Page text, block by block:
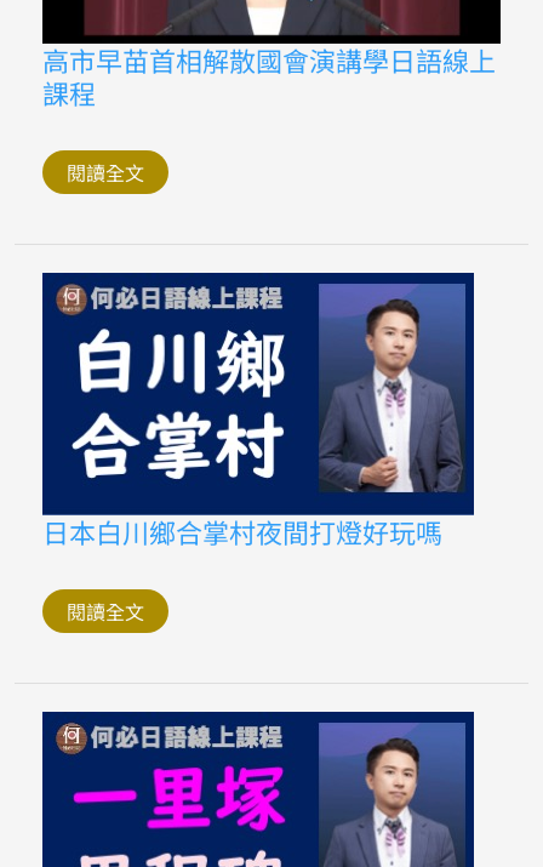
高市早苗首相解散國會演講學日語線上
課程
高
市
早
苗
相
解
散
演
講
學
日
語
線
上
課
程
閱讀全文
日本白川鄉合掌村夜間打燈好玩嗎
日
本
川
鄉
合
掌
夜
打
燈
好
嗎
閱讀全文